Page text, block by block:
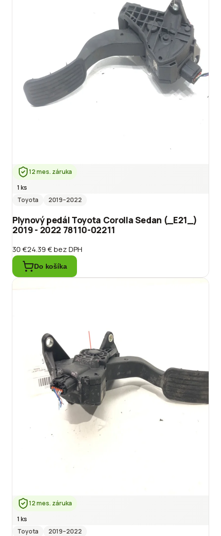
12 mes. záruka
1 ks
Toyota
2019–2022
Plynový pedál Toyota Corolla Sedan (_E21_)
2019 - 2022 78110-02211
30 €24.39 €bez DPH
Do košíka
12 mes. záruka
1 ks
Toyota
2019–2022